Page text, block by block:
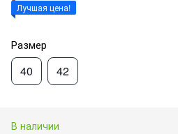
Лучшая цена!
Размер
40 42
В наличии